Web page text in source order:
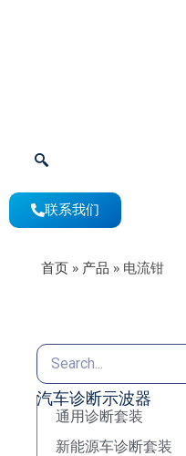
联系我们
首页 » 产品 » 电流钳
汽车诊断示波器
通用诊断套装
新能源车诊断套装